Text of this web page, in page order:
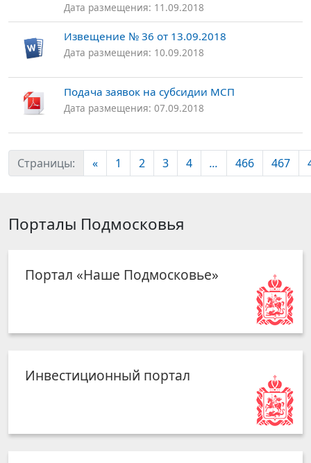
Дата размещения: 11.09.2018
Извещение № 36 от 13.09.2018
Дата размещения: 10.09.2018
Подача заявок на субсидии МСП
Дата размещения: 07.09.2018
Страницы: « 1 2 3 4 ... 466 467
Порталы Подмосковья
Портал «Наше Подмосковье»
Инвестиционный портал